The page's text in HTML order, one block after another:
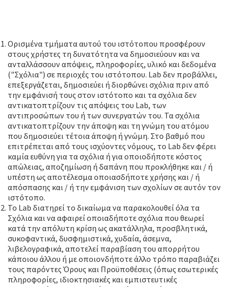
Ορισμένα τμήματα αυτού του ιστότοπου προσφέρουν
στους χρήστες τη δυνατότητα να δημοσιεύουν και να
ανταλλάσσουν απόψεις, πληροφορίες, υλικό και δεδομένα
("Σχόλια") σε περιοχές του ιστότοπου. Lab δεν προβάλλει,
επεξεργάζεται, δημοσιεύει ή διορθώνει σχόλια πριν από
την εμφάνισή τους στον ιστότοπο και τα σχόλια δεν
αντικατοπτρίζουν τις απόψεις του Lab, των
αντιπροσώπων του ή των συνεργατών του. Τα σχόλια
αντικατοπτρίζουν την άποψη και τη γνώμη του ατόμου
που δημοσιεύει τέτοια άποψη ή γνώμη. Στο βαθμό που
επιτρέπεται από τους ισχύοντες νόμους, το Lab δεν φέρει
καμία ευθύνη για τα σχόλια ή για οποιοδήποτε κόστος
απώλειας, αποζημίωση ή δαπάνη που προκλήθηκε και / ή
υπέστη ως αποτέλεσμα οποιασδήποτε χρήσης και / ή
απόσπασης και / ή την εμφάνιση των σχολίων σε αυτόν τον
ιστότοπο.
Το Lab διατηρεί το δικαίωμα να παρακολουθεί όλα τα
Σχόλια και να αφαιρεί οποιαδήποτε σχόλια που θεωρεί
κατά την απόλυτη κρίση ως ακατάλληλα, προσβλητικά,
συκοφαντικά, δυσφημιστικά, χυδαία, άσεμνα,
λιβελογραφικά, αποτελεί παραβίαση του απορρήτου
κάποιου άλλου ή με οποιονδήποτε άλλο τρόπο παραβιάζει
τους παρόντες Όρους και Προϋποθέσεις (όπως εσωτερικές
πληροφορίες, ιδιοκτησιακές και εμπιστευτικές